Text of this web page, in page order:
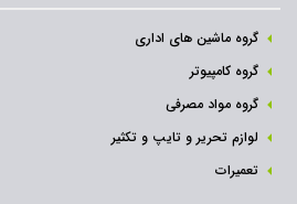
گروه ماشین های اداری
گروه کامپیوتر
گروه مواد مصرفی
لوازم تحریر و تایپ و تکثیر
تعمیرات